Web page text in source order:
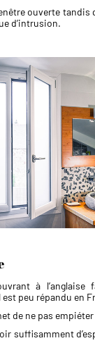
ouverte tandis
d’intrusion.
à
est peu répandu en
de ne pas
suffisamment